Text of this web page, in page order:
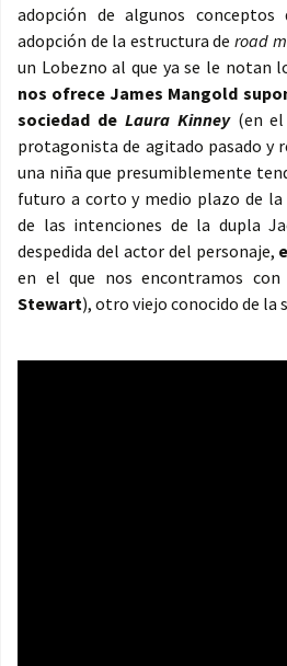
adopción de algunos
adopción de la estructura de road
un Lobezno al que ya se le notan
nos ofrece James Mangold
sociedad de Laura Kinney (en
protagonista de agitado pasado y
una niña que presumiblemente
futuro a corto y medio plazo de la
de las intenciones de la dupla
despedida del actor del personaje,
en el que nos encontramos con
Stewart), otro viejo conocido de la